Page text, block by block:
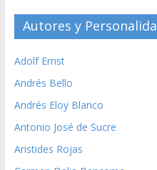
Autores y
Adolf Ernst
Andrés Bello
Andrés Eloy Blanco
Antonio José de Sucre
Aristides Rojas